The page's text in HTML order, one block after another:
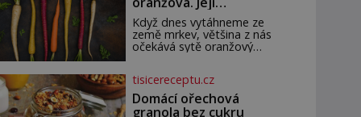
neuvěřitelný příběh
začíná fialovou barvou
Když dnes vytáhneme ze
země mrkev, většina z nás
očekává sytě oranžový
možné, jen ne oranžová. Je
fialová, žlutá, bílá, někdy
dokonce téměř černá. Až
tisicereceptu.cz
Domácí ořechová
granola bez cukru